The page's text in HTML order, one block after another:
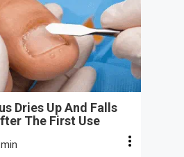
Dries Up And Falls
The First Use